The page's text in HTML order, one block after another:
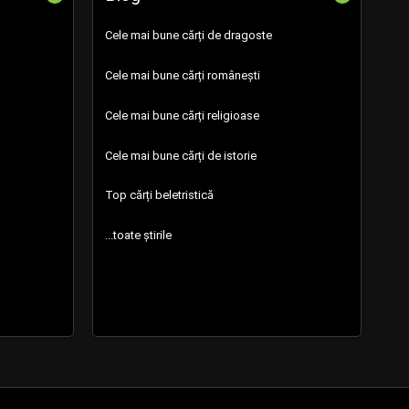
Cele mai bune cărți de dragoste
Cele mai bune cărți românești
Cele mai bune cărți religioase
Cele mai bune cărți de istorie
Top cărți beletristică
...toate știrile